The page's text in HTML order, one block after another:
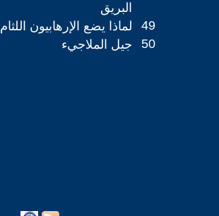
البريق
لماذا يضع الإرهابيون اللثام
49
جيل الملاجيء 50